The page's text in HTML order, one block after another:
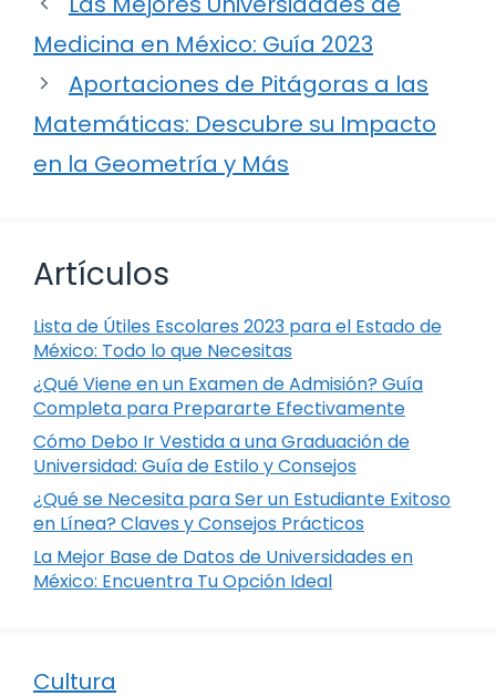
Medicina en México: Guía 2023
Aportaciones de Pitágoras a las
Matemáticas: Descubre su Impacto
en la Geometría y Más
Artículos
Lista de Útiles Escolares 2023 para el Estado de
México: Todo lo que Necesitas
¿Qué Viene en un Examen de Admisión? Guía
Completa para Prepararte Efectivamente
Cómo Debo Ir Vestida a una Graduación de
Universidad: Guía de Estilo y Consejos
¿Qué se Necesita para Ser un Estudiante Exitoso
en Línea? Claves y Consejos Prácticos
La Mejor Base de Datos de Universidades en
México: Encuentra Tu Opción Ideal
Cultura